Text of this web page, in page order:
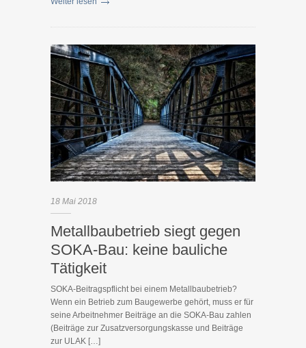
18 Mai 2018
Metallbaubetrieb siegt gegen
SOKA-Bau: keine bauliche
Tätigkeit
SOKA-Beitragspflicht bei einem Metallbaubetrieb?
Wenn ein Betrieb zum Baugewerbe gehört, muss er für
seine Arbeitnehmer Beiträge an die SOKA-Bau zahlen
(Beiträge zur Zusatzversorgungskasse und Beiträge
zur ULAK […]